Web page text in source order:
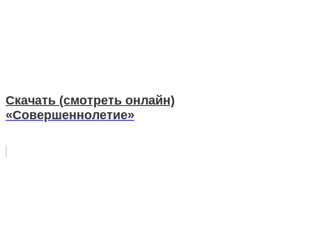
Скачать (смотреть онлайн)
«Совершеннолетие»